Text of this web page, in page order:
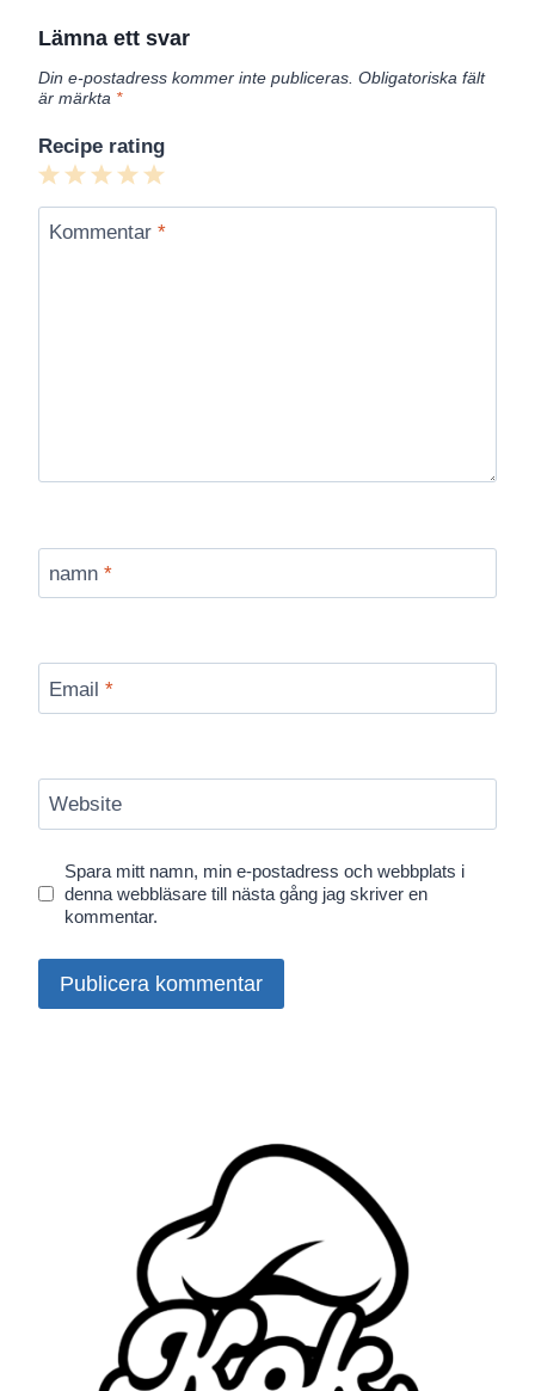
Lämna ett svar
Din e-postadress kommer inte publiceras. Obligatoriska fält
är märkta *
Recipe rating
5
Stars
4
Stars
3
Stars
2
Stars
1
Star
Kommentar *
namn *
Email *
Website
Spara mitt namn, min e-postadress och webbplats i
denna webbläsare till nästa gång jag skriver en
kommentar.